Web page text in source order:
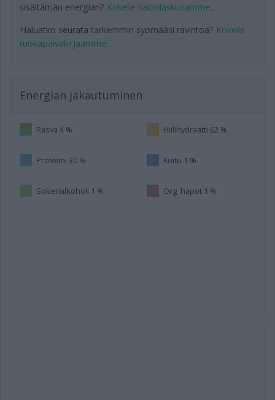
sisältämän energian? Kokeile kalorilaskuriamme.
Haluatko seurata tarkemmin syömääsi ravintoa? Kokeile
ruokapäiväkirjaamme.
Energian jakautuminen
Rasva 4 % Hiilihydraatti 62 %
Proteiini 30 % Kuitu 1 %
Sokerialkoholi 1 % Org. hapot 1 %